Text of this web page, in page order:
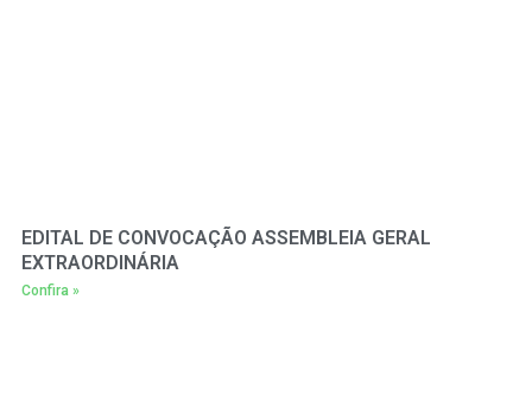
EDITAL DE CONVOCAÇÃO ASSEMBLEIA GERAL
EXTRAORDINÁRIA
Confira »